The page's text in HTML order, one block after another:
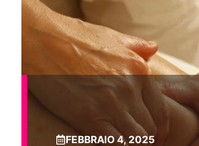
FEBBRAIO 4, 2025